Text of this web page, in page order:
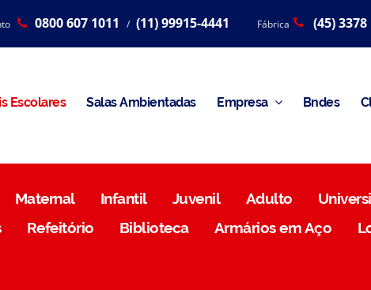
0800 607 1011 / (11) 99915-4441 Fábrica (45) 3378
Escolares Salas Ambientadas Empresa Bndes
Maternal Infantil Juvenil Adulto
Refeitório Biblioteca Armários em Aço